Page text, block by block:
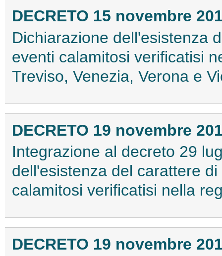
DECRETO 15 novembre
Dichiarazione dell'esistenza
eventi calamitosi verificatisi
Treviso, Venezia, Verona e
DECRETO 19 novembre
Integrazione al decreto 29
dell'esistenza del carattere
calamitosi verificatisi nella
DECRETO 19 novembre